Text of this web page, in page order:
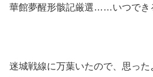
華館夢醒形骸記厳選……いつでき
迷城戦線に万葉いたので、思っ